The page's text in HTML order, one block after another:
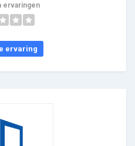
ervaringen
ervaring